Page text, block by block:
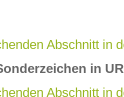
Abschnitt in
in
Abschnitt in